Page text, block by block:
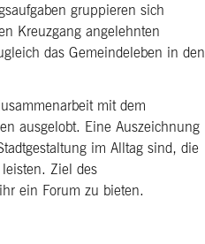
gruppieren sich
Kreuzgang angelehnten
das Gemeindeleben in den
mit dem
ausgelobt. Eine Auszeichnung
im Alltag sind, die
Ziel des
ein Forum zu bieten.